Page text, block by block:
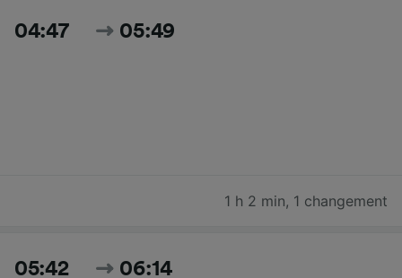
04:47 05:49
1 h 2 min, 1 changement
05:42 06:14